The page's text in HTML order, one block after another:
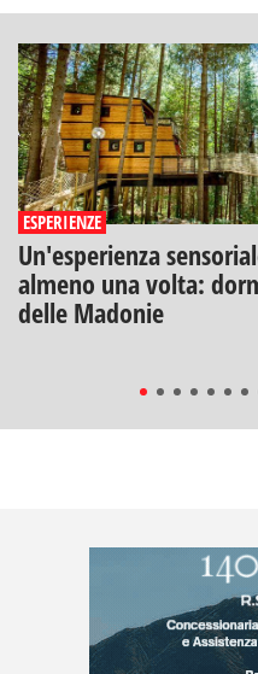
ESPERIENZE
Un'esperienza
almeno una volta:
delle Madonie